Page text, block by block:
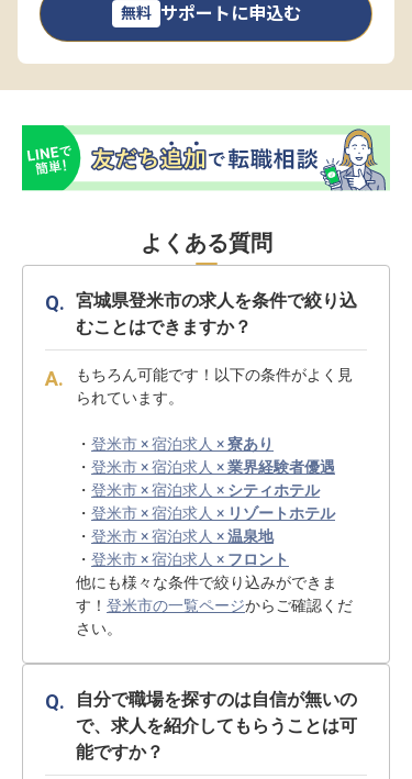
無料 サポートに申込む
よくある質問
宮城県登米市の求人を条件で絞り込
むことはできますか？
もちろん可能です！以下の条件がよく見
られています。
・ 登米市 × 宿泊求人 ×寮あり
・ 登米市 × 宿泊求人 ×業界経験者優遇
・ 登米市 × 宿泊求人 × シティホテル
・ 登米市 × 宿泊求人 × リゾートホテル
・ 登米市 × 宿泊求人 ×温泉地
・ 登米市 × 宿泊求人 × フロント
他にも様々な条件で絞り込みができま
す！ 登米市の一覧ページからご確認くだ
さい。
自分で職場を探すのは自信が無いの
で、求人を紹介してもらうことは可
能ですか？